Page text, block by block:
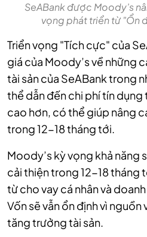
SeABank được Moody’s
vọng phát triển từ "Ổn
Triển vọng "Tích cực" của
giá của Moody’s về những
tài sản của SeABank trong
thể dẫn đến chi phí tín dụng
cao hơn, có thể giúp nâng
trong 12-18 tháng tới.
Moody’s kỳ vọng khả năng
cải thiện trong 12-18 tháng
từ cho vay cá nhân và
Vốn sẽ vẫn ổn định vì
tăng trưởng tài sản.